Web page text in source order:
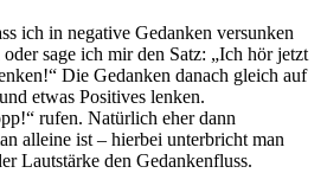
ich in negative Gedanken versunken
sage ich mir den Satz: „Ich hör jetzt
Die Gedanken danach gleich auf
etwas Positives lenken.
rufen. Natürlich eher dann
alleine ist – hierbei unterbricht man
Lautstärke den Gedankenfluss.